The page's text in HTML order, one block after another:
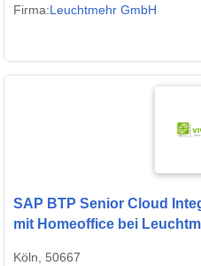
Firma:Leuchtmehr GmbH
SAP BTP Senior Cloud
mit Homeoffice bei
Köln, 50667